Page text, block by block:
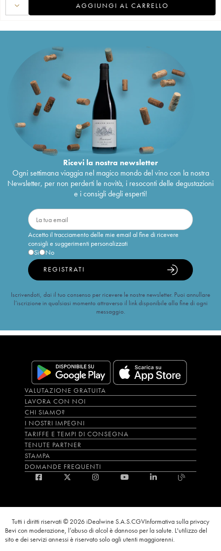
AGGIUNGI AL CARRELLO
Ricevi la nostra newsletter
Ogni settimana viaggia nel magico mondo del vino con la nostra
Newsletter, per non perderti le novità, i resoconti delle degustazioni
e i consigli degli esperti!
Accetto il tracciamento delle mie email al fine di ricevere
consigli e suggerimenti personalizzati
Sì
No
REGISTRATI
Iscrivendoti, dai il tuo consenso per ricevere le nostre newsletter. Puoi annullare
l’iscrizione in qualsiasi momento attraverso il link disponibile alla fine di ogni
messaggio.
VALUTAZIONE GRATUITA
LAVORA CON NOI
CHI SIAMO?
I NOSTRI IMPEGNI
TARIFFE E TEMPI DI CONSEGNA
TENUTE PARTNER
STAMPA
DOMANDE FREQUENTI
Tutti i diritti riservati © 2026 iDealwine S.A.S.CGVInformativa sulla privacy
Bevi con moderazione, l’abuso di alcol è dannoso per la salute. L'utilizzo del
sito e dei servizi annessi è riservato solo agli utenti maggiorenni.